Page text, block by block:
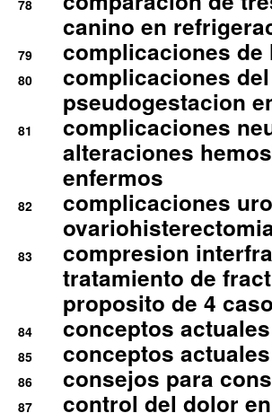
78
canino en
79 complicaciones
80
complicaciones
pseudogestacion
81
complicaciones
alteraciones
enfermos
82
complicaciones
83
compresion
tratamiento de
proposito de 4
84 conceptos
85 conceptos
86 consejos para
87 control del dolor